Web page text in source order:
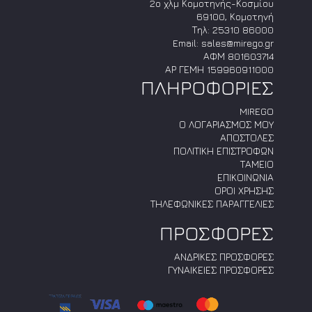
2ο χλμ Κομοτηνής-Κοσμίου
69100, Κομοτηνή
Τηλ: 25310 86000
Email: sales@mirego.gr
ΑΦΜ 801603714
ΑΡ ΓΕΜΗ 159960911000
ΠΛΗΡΟΦΟΡΙΕΣ
MIREGO
Ο ΛΟΓΑΡΙΑΣΜΟΣ ΜΟΥ
ΑΠΟΣΤΟΛΕΣ
ΠΟΛΙΤΙΚΗ ΕΠΙΣΤΡΟΦΩΝ
ΤΑΜΕΙΟ
ΕΠΙΚΟΙΝΩΝΙΑ
ΟΡΟΙ ΧΡΗΣΗΣ
ΤΗΛΕΦΩΝΙΚΕΣ ΠΑΡΑΓΓΕΛΙΕΣ
ΠΡΟΣΦΟΡΕΣ
ΑΝΔΡΙΚΕΣ ΠΡΟΣΦΟΡΕΣ
ΓΥΝΑΙΚΕΙΕΣ ΠΡΟΣΦΟΡΕΣ